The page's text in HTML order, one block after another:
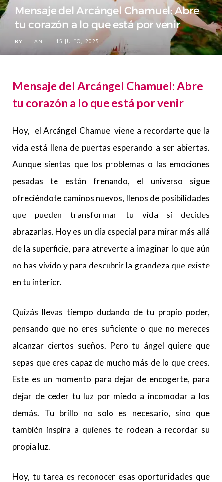
Mensaje del Arcángel Chamuel: Abre
tu corazón a lo que está por venir
BY LILIAN 15 JULIO, 2025
Mensaje del Arcángel Chamuel: Abre
tu corazón a lo que está por venir
Hoy, el Arcángel Chamuel viene a recordarte que la
vida está llena de puertas esperando a ser abiertas.
Aunque sientas que los problemas o las emociones
pesadas te están frenando, el universo sigue
ofreciéndote caminos nuevos, llenos de posibilidades
que pueden transformar tu vida si decides
abrazarlas. Hoy es un día especial para mirar más allá
de la superficie, para atreverte a imaginar lo que aún
no has vivido y para descubrir la grandeza que existe
en tu interior.
Quizás llevas tiempo dudando de tu propio poder,
pensando que no eres suficiente o que no mereces
alcanzar ciertos sueños. Pero tu ángel quiere que
sepas que eres capaz de mucho más de lo que crees.
Este es un momento para dejar de encogerte, para
dejar de ceder tu luz por miedo a incomodar a los
demás. Tu brillo no solo es necesario, sino que
también inspira a quienes te rodean a recordar su
propia luz.
Hoy, tu tarea es reconocer esas oportunidades que